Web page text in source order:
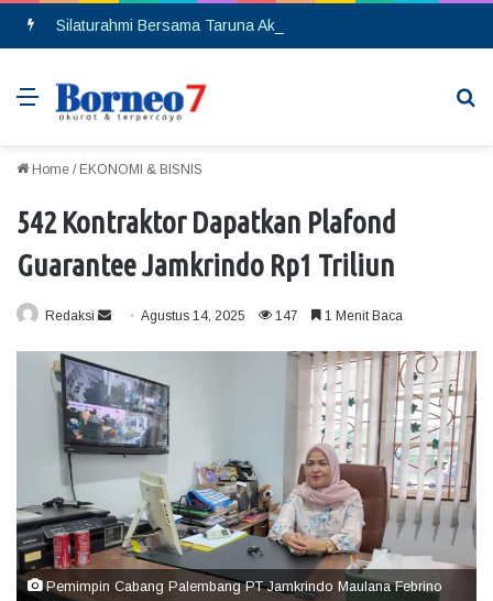
Menu
Home / EKONOMI & BISNIS
542 Kontraktor Dapatkan Plafond
Guarantee Jamkrindo Rp1 Triliun
Redaksi
n
a
n
a
i
Agustus 14, 2025 147 1 Menit Baca
Pemimpin Cabang Palembang PT Jamkrindo Maulana Febrino